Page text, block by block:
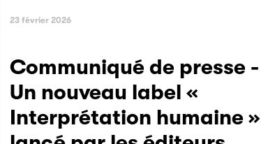
23 février 2026
Communiqué de presse -
Un nouveau label «
Interprétation humaine »